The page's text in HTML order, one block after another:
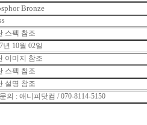
Bronze
스펙 참조
년 10월 02일
이미지 참조
스펙 참조
설명 참조
의 : 애니피닷컴 / 070-8114-5150